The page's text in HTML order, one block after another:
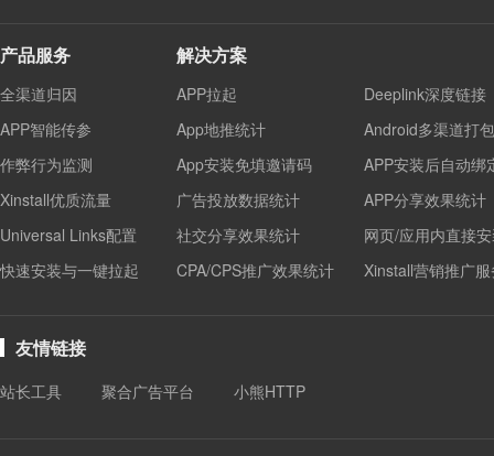
产品服务
全渠道归因
APP智能传参
作弊行为监测
Xinstall优质流量
Universal Links配置
快速安装与一键拉起
解决方案
APP拉起
Deeplink深度链接
App地推统计
Android多渠道打包
App安装免填邀请码
APP安装后自动绑
广告投放数据统计
APP分享效果统计
社交分享效果统计
网页/应用内直接
CPA/CPS推广效果统计
Xinstall营销推广
友情链接
站长工具 聚合广告平台 小熊HTTP